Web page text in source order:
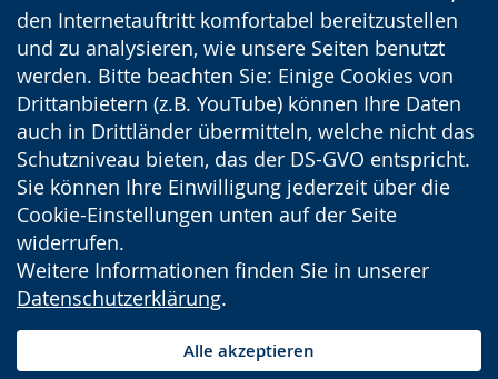
den Internetauftritt komfortabel bereitzustellen
und zu analysieren, wie unsere Seiten benutzt
werden. Bitte beachten Sie: Einige Cookies von
Drittanbietern (z.B. YouTube) können Ihre Daten
auch in Drittländer übermitteln, welche nicht das
Schutzniveau bieten, das der DS-GVO entspricht.
Sie können Ihre Einwilligung jederzeit über die
Cookie-Einstellungen unten auf der Seite
widerrufen.
Weitere Informationen finden Sie in unserer
Datenschutzerklärung.
Alle akzeptieren